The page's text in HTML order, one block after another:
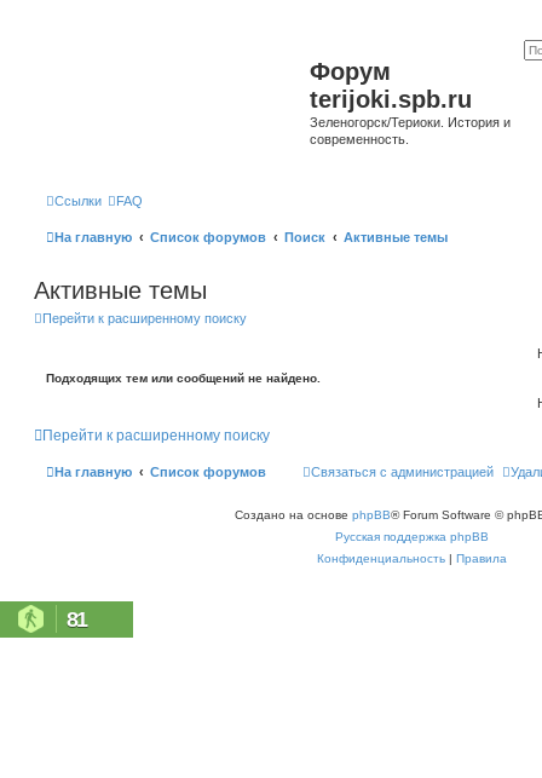
Форум
terijoki.spb.ru
Зеленогорск/Териоки. История и
современность.
Ссылки FAQ
На главную Список форумов Поиск Активные темы
Активные темы
Перейти к расширенному поиску
Подходящих тем или сообщений не найдено.
Перейти к расширенному поиску
На главную Список форумов Связаться с администрацией
Создано на основе phpBB® Forum Software ©
Русская поддержка phpBB
Конфиденциальность | Правила
81